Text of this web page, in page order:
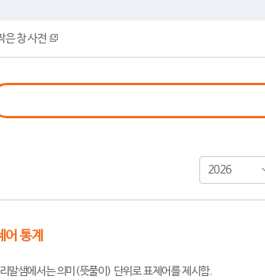
은 창 사전
2026
어 통계
말샘에서는 의미(뜻풀이) 단위로 표제어를 제시함.